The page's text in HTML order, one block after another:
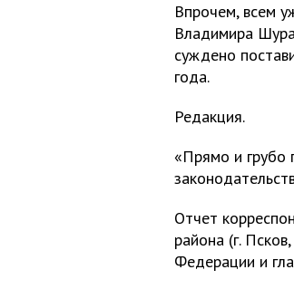
Впрочем, всем
Владимира
суждено
года.
Редакция.
«Прямо и грубо
Отчет
района (г.
Федерации и